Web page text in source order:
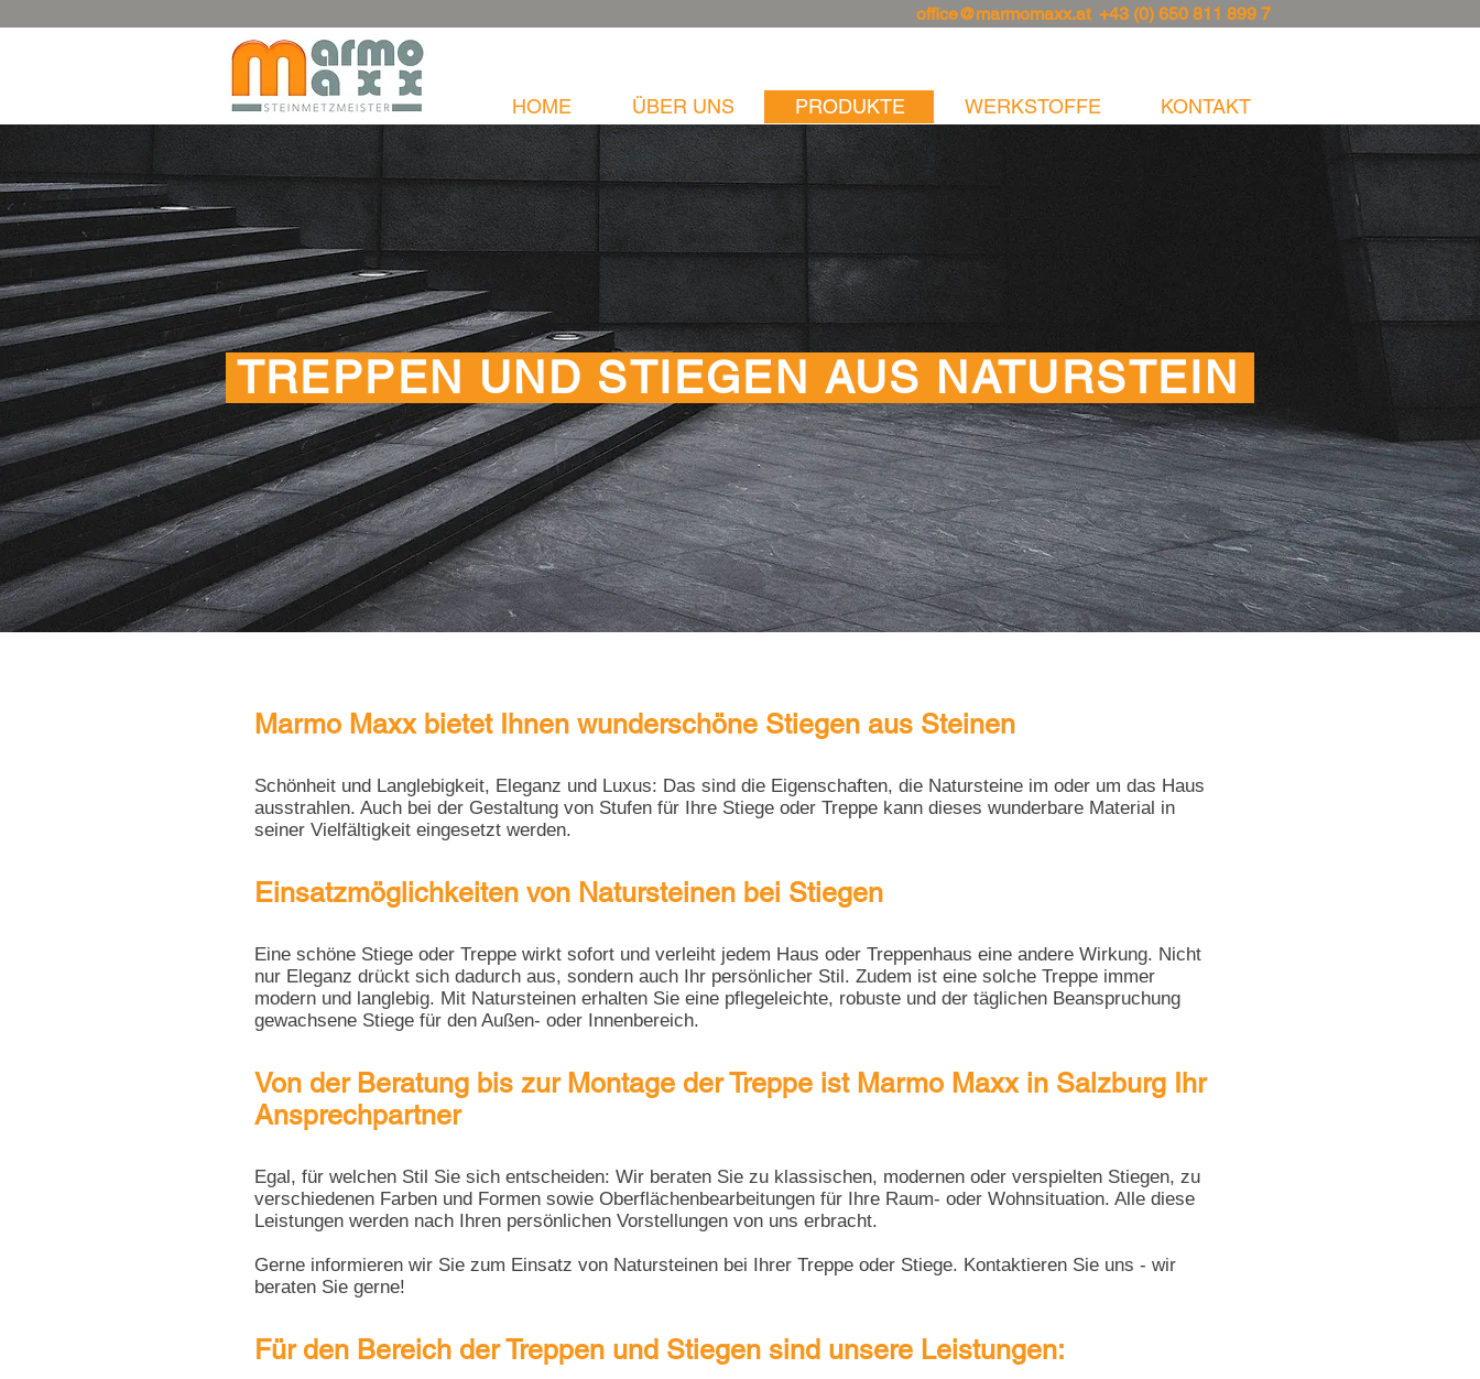
office@marmomaxx.at +43 (0) 650 811 899 7
HOME ÜBER UNS PRODUKTE WERKSTOFFE KONTAKT
TREPPEN UND STIEGEN AUS NATURSTEIN
Marmo Maxx bietet Ihnen wunderschöne Stiegen aus Steinen
Schönheit und Langlebigkeit, Eleganz und Luxus: Das sind die Eigenschaften, die Natursteine im oder um das Haus
ausstrahlen. Auch bei der Gestaltung von Stufen für Ihre Stiege oder Treppe kann dieses wunderbare Material in
seiner Vielfältigkeit eingesetzt werden.
Einsatzmöglichkeiten von Natursteinen bei Stiegen
Eine schöne Stiege oder Treppe wirkt sofort und verleiht jedem Haus oder Treppenhaus eine andere Wirkung. Nicht
nur Eleganz drückt sich dadurch aus, sondern auch Ihr persönlicher Stil. Zudem ist eine solche Treppe immer
modern und langlebig. Mit Natursteinen erhalten Sie eine pflegeleichte, robuste und der täglichen Beanspruchung
gewachsene Stiege für den Außen- oder Innenbereich.
Von der Beratung bis zur Montage der Treppe ist Marmo Maxx in Salzburg Ihr
Ansprechpartner
Egal, für welchen Stil Sie sich entscheiden: Wir beraten Sie zu klassischen, modernen oder verspielten Stiegen, zu
verschiedenen Farben und Formen sowie Oberflächenbearbeitungen für Ihre Raum- oder Wohnsituation. Alle diese
Leistungen werden nach Ihren persönlichen Vorstellungen von uns erbracht.
Gerne informieren wir Sie zum Einsatz von Natursteinen bei Ihrer Treppe oder Stiege. Kontaktieren Sie uns - wir
beraten Sie gerne!
Für den Bereich der Treppen und Stiegen sind unsere Leistungen: